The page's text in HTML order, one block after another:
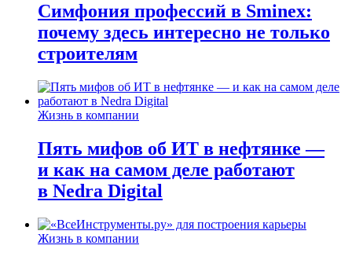
Симфония профессий в Sminex:
почему здесь интересно не только
строителям
Жизнь в компании
Пять мифов об ИТ в нефтянке —
и как на самом деле работают
в Nedra Digital
Жизнь в компании